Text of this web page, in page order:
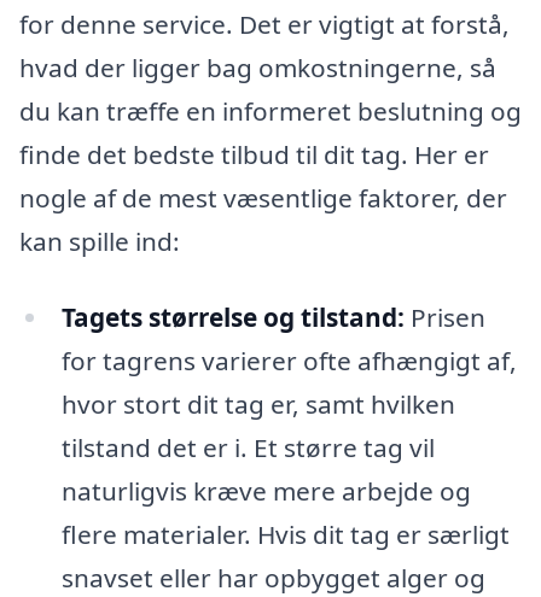
for denne service. Det er vigtigt at forstå,
hvad der ligger bag omkostningerne, så
du kan træffe en informeret beslutning og
finde det bedste tilbud til dit tag. Her er
nogle af de mest væsentlige faktorer, der
kan spille ind:
Tagets størrelse og tilstand: Prisen
for tagrens varierer ofte afhængigt af,
hvor stort dit tag er, samt hvilken
tilstand det er i. Et større tag vil
naturligvis kræve mere arbejde og
flere materialer. Hvis dit tag er særligt
snavset eller har opbygget alger og